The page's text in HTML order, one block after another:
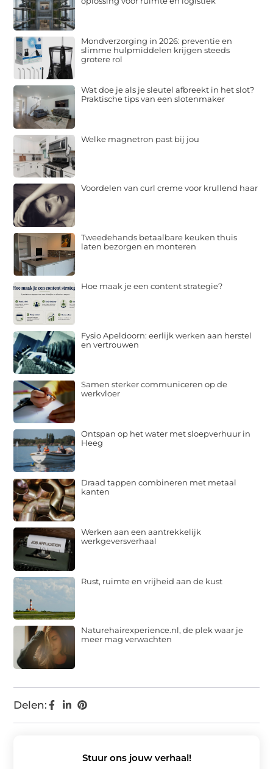
Delen:
Mondverzorging in 2026: preventie en
slimme hulpmiddelen krijgen steeds
grotere rol
Wat doe je als je sleutel afbreekt in het slot?
Praktische tips van een slotenmaker
Welke magnetron past bij jou
Voordelen van curl creme voor krullend haar
Tweedehands betaalbare keuken thuis
laten bezorgen en monteren
Hoe maak je een content strategie?
Fysio Apeldoorn: eerlijk werken aan herstel
en vertrouwen
Samen sterker communiceren op de
werkvloer
Ontspan op het water met sloepverhuur in
Heeg
Draad tappen combineren met metaal
kanten
Werken aan een aantrekkelijk
werkgeversverhaal
Rust, ruimte en vrijheid aan de kust
Naturehairexperience.nl, de plek waar je
meer mag verwachten
Stuur ons jouw verhaal!